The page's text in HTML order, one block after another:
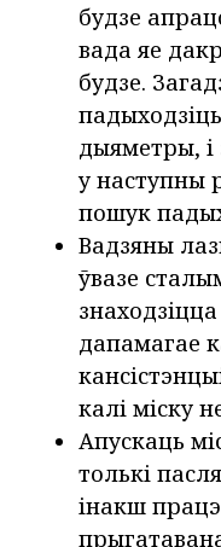
будзе
вада яе
будзе.
дыяметры, і
у наступны
пошук
Вадзяны
ўвазе
дапамагае
калі міску
Апускаць
толькі
інакш